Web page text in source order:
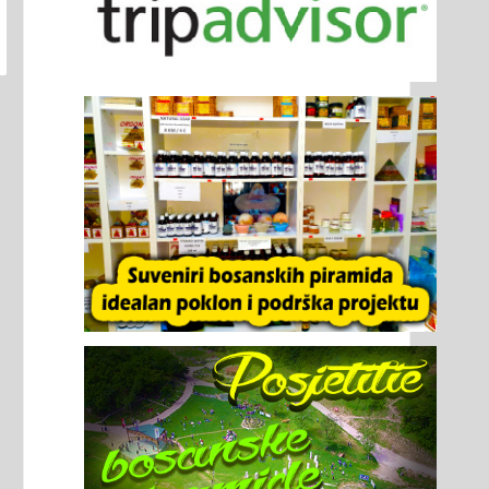
Zemljom.Detaljnije
novu knjigu u
njegova druga
knjiga...